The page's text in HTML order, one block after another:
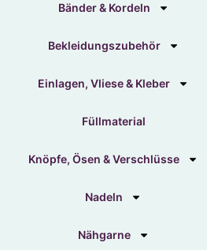
Bänder & Kordeln
Bekleidungszubehör
Einlagen, Vliese & Kleber
Füllmaterial
Knöpfe, Ösen & Verschlüsse
Nadeln
Nähgarne